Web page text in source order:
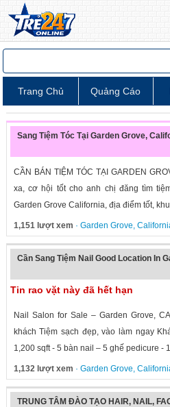
Trang Chủ Quảng Cáo
Sang Tiệm Tóc Tại Garden Grove,
CẦN BÁN TIỆM TÓC TẠI GARDEN
xa, cơ hội tốt cho anh chị đăng tìm
Garden Grove California, địa điểm tốt,
1,151 lượt xem · Garden Grove,
Cần Sang Tiệm Nail Good Location In
Tin rao vặt này đã hết hạn
Nail Salon for Sale – Garden Grove,
khách Tiệm sạch đẹp, vào làm ngay
1,200 sqft - 5 bàn nail – 5 ghế pedicure -
1,132 lượt xem · Garden Grove,
TRUNG TÂM ĐÀO TẠO HAIR, NAIL,